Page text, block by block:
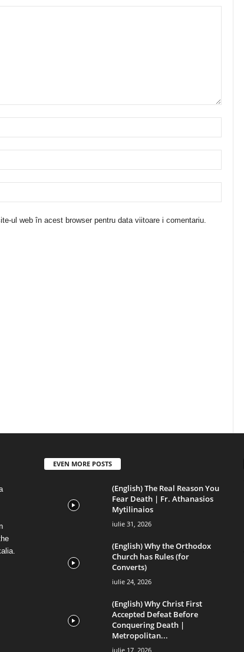
ul web în acest browser pentru data viitoare i comentariu.
EVEN MORE POSTS
(English) The Real Reason You
Fear Death | Fr. Athanasios
Mytilinaios
iulie 31, 2026
(English) Why the Orthodox
Church has Rules (for
Converts)
iulie 24, 2026
(English) Why Christ First
Accepted Defeat Before
Conquering Death |
Metropolitan...
iulie 17, 2026